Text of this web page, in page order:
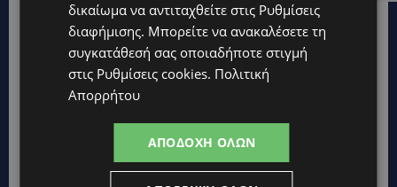
δικαίωμα να αντιταχθείτε στις Ρυθμίσεις
διαφήμισης. Μπορείτε να ανακαλέσετε τη
συγκατάθεσή σας οποιαδήποτε στιγμή
στις Ρυθμίσεις cookies. Πολιτική
Απορρήτου
ΑΠΟΔΟΧΉ ΌΛΩΝ